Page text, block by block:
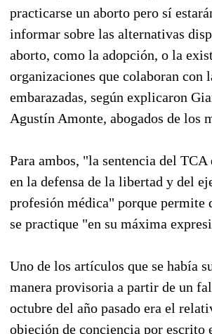
practicarse un aborto pero sí
informar sobre las alternativas
aborto, como la adopción, o la
organizaciones que colaboran con
embarazadas, según explicaron
Agustín Amonte, abogados de los
Para ambos, "la sentencia del TCA
en la defensa de la libertad y del
profesión médica" porque permite
se practique "en su máxima
Uno de los artículos que se había
manera provisoria a partir de un
octubre del año pasado era el
objeción de conciencia por escrito